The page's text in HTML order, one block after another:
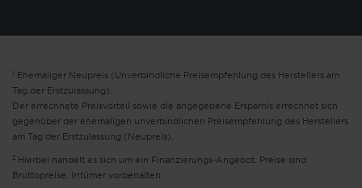
1 Ehemaliger Neupreis (Unverbindliche Preisempfehlung des Herstellers am
Tag der Erstzulassung).
Der errechnete Preisvorteil sowie die angegebene Ersparnis errechnet sich
gegenüber der ehemaligen unverbindlichen Preisempfehlung des Herstellers
am Tag der Erstzulassung (Neupreis).
2 Hierbei handelt es sich um ein Finanzierungs-Angebot. Preise sind
Bruttopreise. Irrtümer vorbehalten.